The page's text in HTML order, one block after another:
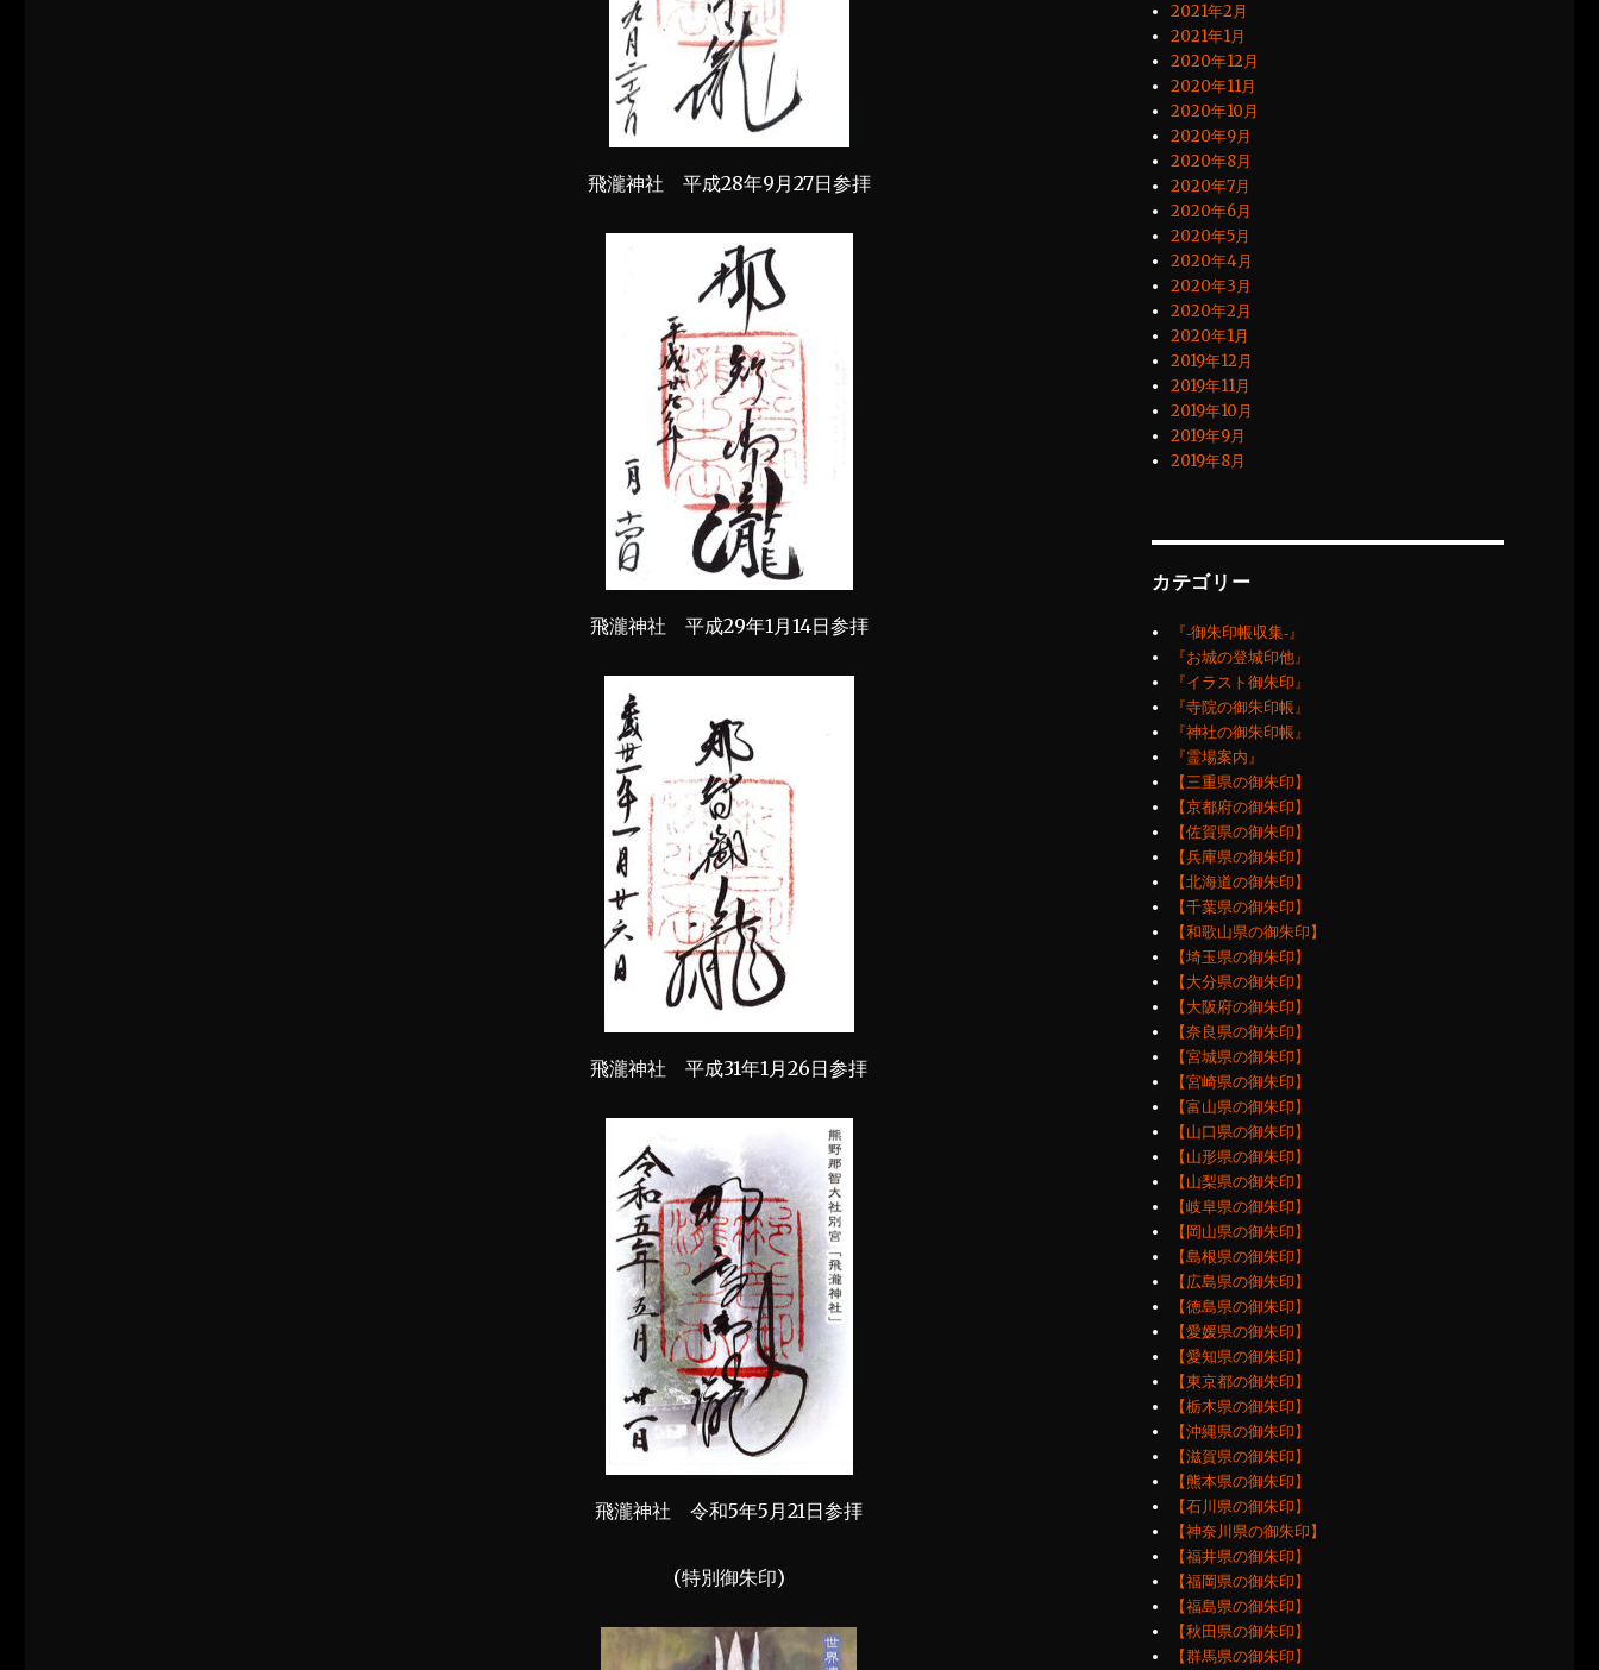
飛瀧神社 平成28年9月27日参拝
飛瀧神社 平成29年1月14日参拝
飛瀧神社 平成31年1月26日参拝
飛瀧神社 令和5年5月21日参拝
(特別御朱印)
2021年2月
2021年1月
2020年12月
2020年11月
2020年10月
2020年9月
2020年8月
2020年7月
2020年6月
2020年5月
2020年4月
2020年3月
2020年2月
2020年1月
2019年12月
2019年11月
2019年10月
2019年9月
2019年8月
カテゴリー
『‐御朱印帳収集‐』
『お城の登城印他』
『イラスト御朱印』
『寺院の御朱印帳』
『神社の御朱印帳』
『霊場案内』
【三重県の御朱印】
【京都府の御朱印】
【佐賀県の御朱印】
【兵庫県の御朱印】
【北海道の御朱印】
【千葉県の御朱印】
【和歌山県の御朱印】
【埼玉県の御朱印】
【大分県の御朱印】
【大阪府の御朱印】
【奈良県の御朱印】
【宮城県の御朱印】
【宮崎県の御朱印】
【富山県の御朱印】
【山口県の御朱印】
【山形県の御朱印】
【山梨県の御朱印】
【岐阜県の御朱印】
【岡山県の御朱印】
【島根県の御朱印】
【広島県の御朱印】
【徳島県の御朱印】
【愛媛県の御朱印】
【愛知県の御朱印】
【東京都の御朱印】
【栃木県の御朱印】
【沖縄県の御朱印】
【滋賀県の御朱印】
【熊本県の御朱印】
【石川県の御朱印】
【神奈川県の御朱印】
【福井県の御朱印】
【福岡県の御朱印】
【福島県の御朱印】
【秋田県の御朱印】
【群馬県の御朱印】